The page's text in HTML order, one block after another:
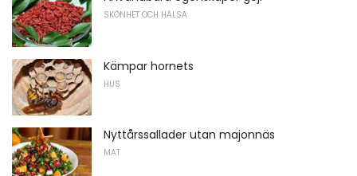
SKÖNHET OCH HÄLSA
Kämpar hornets
HUS
Nyttårssallader utan majonnäs
MAT